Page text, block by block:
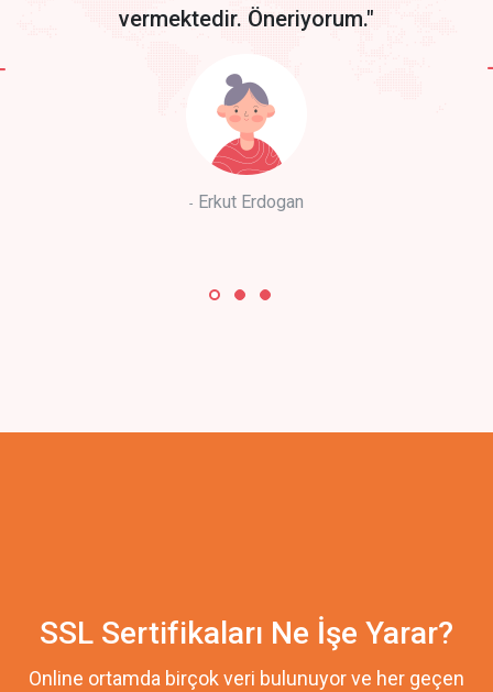
vermektedir. Öneriyorum."
Erkut Erdogan
SSL Sertifikaları Ne İşe Yarar?
Online ortamda birçok veri bulunuyor ve her geçen